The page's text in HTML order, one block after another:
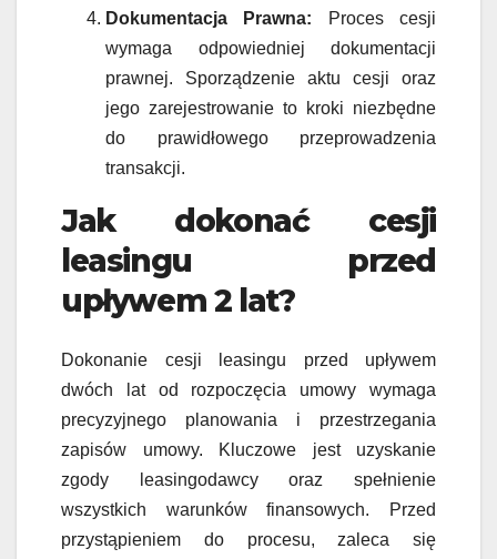
Dokumentacja Prawna: Proces cesji
wymaga odpowiedniej dokumentacji
prawnej. Sporządzenie aktu cesji oraz
jego zarejestrowanie to kroki niezbędne
do prawidłowego przeprowadzenia
transakcji.
Jak dokonać cesji
leasingu przed
upływem 2 lat?
Dokonanie cesji leasingu przed upływem
dwóch lat od rozpoczęcia umowy wymaga
precyzyjnego planowania i przestrzegania
zapisów umowy. Kluczowe jest uzyskanie
zgody leasingodawcy oraz spełnienie
wszystkich warunków finansowych. Przed
przystąpieniem do procesu, zaleca się